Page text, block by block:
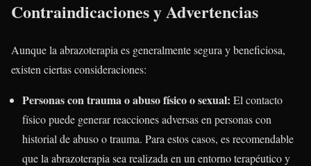
Contraindicaciones y Advertencias
Aunque la abrazoterapia es generalmente segura y beneficiosa,
existen ciertas consideraciones:
Personas con trauma o abuso físico o sexual: El contacto
físico puede generar reacciones adversas en personas con
historial de abuso o trauma. Para estos casos, es recomendable
que la abrazoterapia sea realizada en un entorno terapéutico y